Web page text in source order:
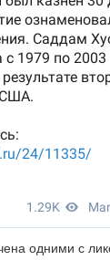
одними с